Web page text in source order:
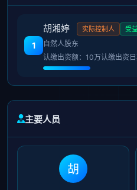
1
胡湘婷 实际控制人 受
自然人股东
认缴出资额：10万认缴出资
主要人员
胡